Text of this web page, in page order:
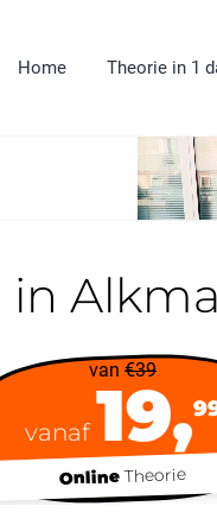
Home Theorie in 1
in
van €39
vanaf 19,
OnlineTheorie